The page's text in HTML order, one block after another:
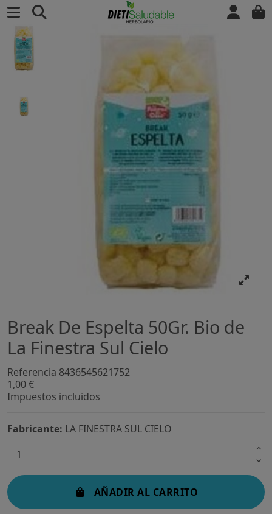
Break De Espelta 50Gr. Bio de
La Finestra Sul Cielo
Referencia 8436545621752
1,00 €
Impuestos incluidos
Fabricante: LA FINESTRA SUL CIELO
AÑADIR AL CARRITO